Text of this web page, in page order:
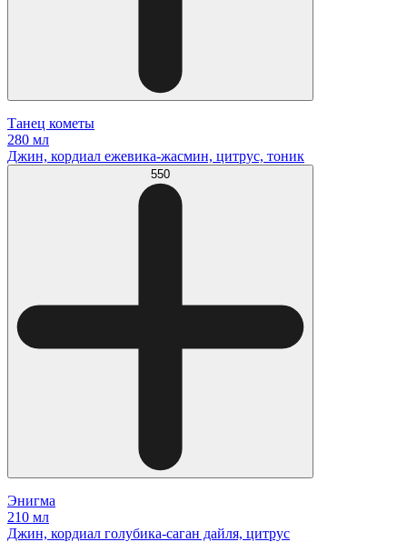
Танец кометы
280 мл
Джин, кордиал ежевика-жасмин, цитрус, тоник
550
Энигма
210 мл
Джин, кордиал голубика-саган дайля, цитрус